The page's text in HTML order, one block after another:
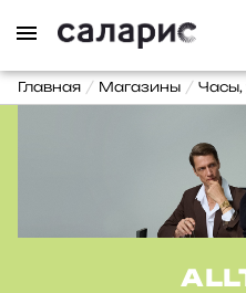
Главная Магазины Часы,